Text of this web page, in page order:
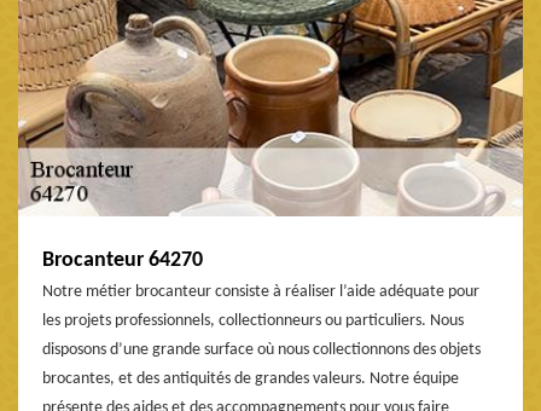
Brocanteur 64270
Notre métier brocanteur consiste à réaliser l’aide adéquate pour
les projets professionnels, collectionneurs ou particuliers. Nous
disposons d’une grande surface où nous collectionnons des objets
brocantes, et des antiquités de grandes valeurs. Notre équipe
présente des aides et des accompagnements pour vous faire